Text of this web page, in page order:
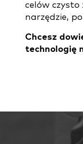
celów
narzędzie,
Chcesz
technologię